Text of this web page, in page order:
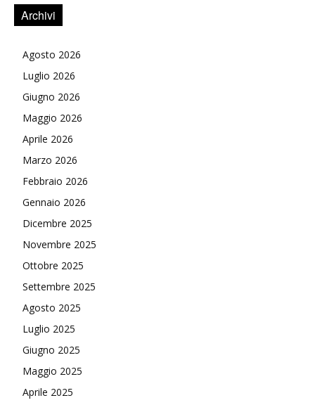
Archivi
Agosto 2026
Luglio 2026
Giugno 2026
Maggio 2026
Aprile 2026
Marzo 2026
Febbraio 2026
Gennaio 2026
Dicembre 2025
Novembre 2025
Ottobre 2025
Settembre 2025
Agosto 2025
Luglio 2025
Giugno 2025
Maggio 2025
Aprile 2025